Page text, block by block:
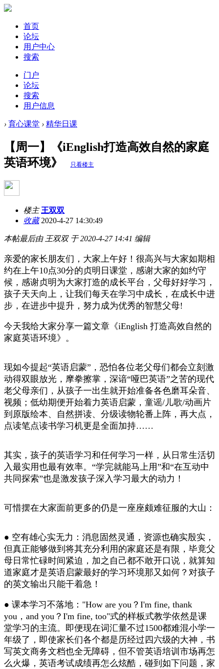
首页
论坛
用户中心
搜索
门户
论坛
搜索
用户信息
› 育心课堂 › 精华日课
【周一】《iEnglish打造高效自然的家庭
英语环境》
只看楼主
楼主 王双双
收藏2020-4-27 14:30:49
本帖最后由 王双双 于 2020-4-27 14:41 编辑
亲爱的家长朋友们，大家上午好！很高兴与大家如期相
约在上午10点30分的贞明日课堂，感谢大家的如约守
候，感谢贞明为大家打造的成长平台，父母好好学习，
孩子天天向上，让我们每天在学习中成长，在成长中进
步，在进步中提升，努力成为优秀的智慧父母!
今天我给大家分享一篇文章《iEnglish 打造高效自然的
家庭英语环境》。
现如今提起“英语启蒙”，恐怕各位老父母们都会立刻激
动得双眼放光，摩拳擦掌，深谙“哑巴英语”之苦的现代
老父母亲们，从孩子一出生就开始准备各色磨耳朵音、
视频；低幼期便开始着力英语启蒙，童谣/儿歌/动画片
到原版绘本、自然拼读、分级读物轮番上阵，再大点，
点读笔点读书学习机更是全面加持……
其实，孩子的英语学习和任何学习一样，从日常生活切
入最实用也最有效率。“学完就能马上用”和“在互动中
共同探索”也是激发孩子深入学习最大的动力！
可惜摆在大家面前更多的仍是一座座颇难征服的大山：
● 空有雄心实无力：消息固然灵通，资源也确实殷实，
但真正能够做到将其充分利用的家庭还是有限，毕竟父
母日常忙碌时间紧迫，加之自己都不敢开口说，就算知
道家庭才是英语启蒙最好的学习环境那又如何？对孩子
的英文输出只能干着急！
● 课本学习不落地："How are you？I'm fine, thank
you，and you？I'm fine, too"式的样板式教学依然是课
堂学习的主流。即便现在词汇量不过1500都难混小学一
年级了，即使家长们各个都是历经过四六级的大神，书
写英文商务文档也全无障碍，但不管英语培训市场再怎
么火爆，英语考试成绩再怎么炫酷，碰到如下问题，家